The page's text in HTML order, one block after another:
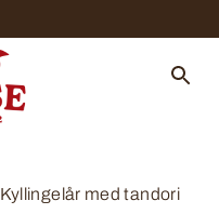
Kyllingelår med tandori